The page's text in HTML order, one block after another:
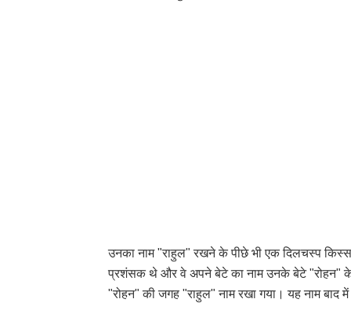
उनका नाम "राहुल" रखने के पीछे भी एक दिलचस्प
प्रशंसक थे और वे अपने बेटे का नाम उनके बेटे "रोहन" के
"रोहन" की जगह "राहुल" नाम रखा गया। यह नाम